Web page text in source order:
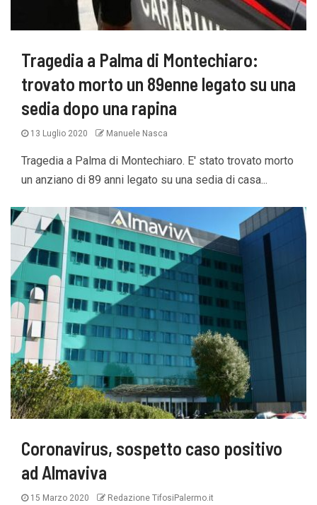
Tragedia a Palma di Montechiaro:
trovato morto un 89enne legato su una
sedia dopo una rapina
13 Luglio 2020 Manuele Nasca
Tragedia a Palma di Montechiaro. E' stato trovato morto
un anziano di 89 anni legato su una sedia di casa...
Coronavirus, sospetto caso positivo
ad Almaviva
15 Marzo 2020 Redazione TifosiPalermo.it